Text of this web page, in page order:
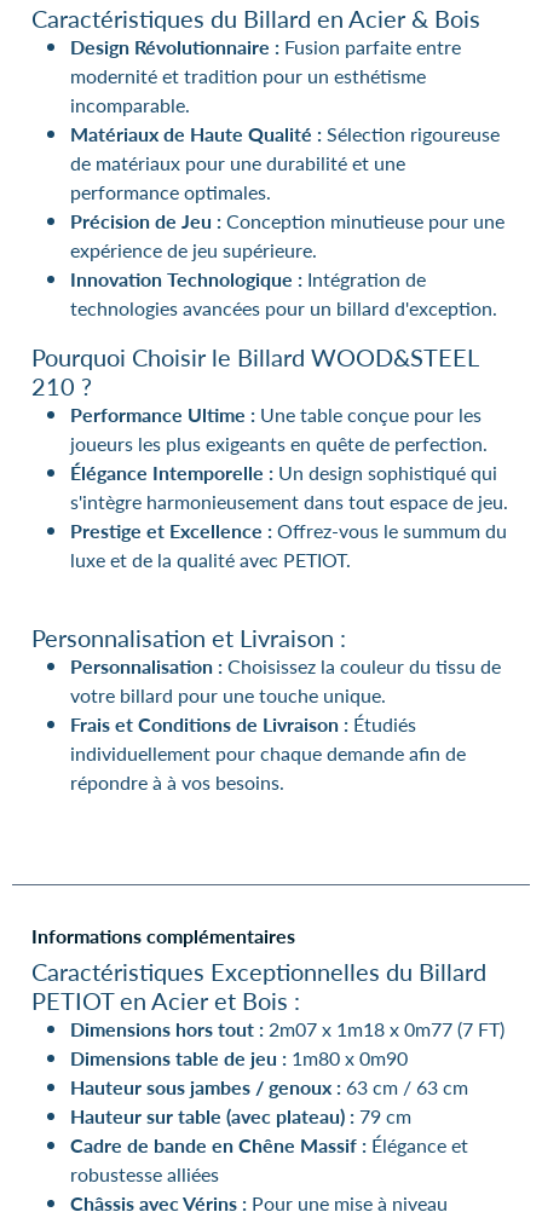
Caractéristiques du Billard en Acier & Bois
Design Révolutionnaire : Fusion parfaite entre
modernité et tradition pour un esthétisme
incomparable.
Matériaux de Haute Qualité :Sélection rigoureuse
de matériaux pour une durabilité et une
performance optimales.
Précision de Jeu :Conception minutieuse pour une
expérience de jeu supérieure.
Innovation Technologique : Intégration de
technologies avancées pour un billard d'exception.
Pourquoi Choisir le Billard WOOD&STEEL
210 ?
Performance Ultime : Une table conçue pour les
joueurs les plus exigeants en quête de perfection.
Élégance Intemporelle : Un design sophistiqué qui
s'intègre harmonieusement dans tout espace de jeu.
Prestige et Excellence :Offrez-vous le summum du
luxe et de la qualité avec PETIOT.
Personnalisation et Livraison :
Personnalisation :Choisissez la couleur du tissu de
votre billard pour une touche unique.
Frais et Conditions de Livraison : Étudiés
individuellement pour chaque demande afin de
répondre à à vos besoins.
Informations complémentaires
Caractéristiques Exceptionnelles du Billard
PETIOT en Acier et Bois :
Dimensions hors tout :2m07 x 1m18 x 0m77 (7 FT)
Dimensions table de jeu : 1m80 x 0m90
Hauteur sous jambes / genoux :63 cm / 63 cm
Hauteur sur table (avec plateau) :79 cm
Cadre de bande en Chêne Massif : Élégance et
robustesse alliées
Châssis avec Vérins : Pour une mise à niveau